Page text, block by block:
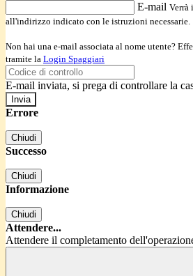
E-mail Verrà
all'indirizzo indicato con le istruzioni necessarie.
Non hai una e-mail associata al nome utente?
tramite la Login Spaggiari
E-mail inviata, si prega di controllare la
Errore
Chiudi
Successo
Chiudi
Informazione
Chiudi
Attendere...
Attendere il completamento